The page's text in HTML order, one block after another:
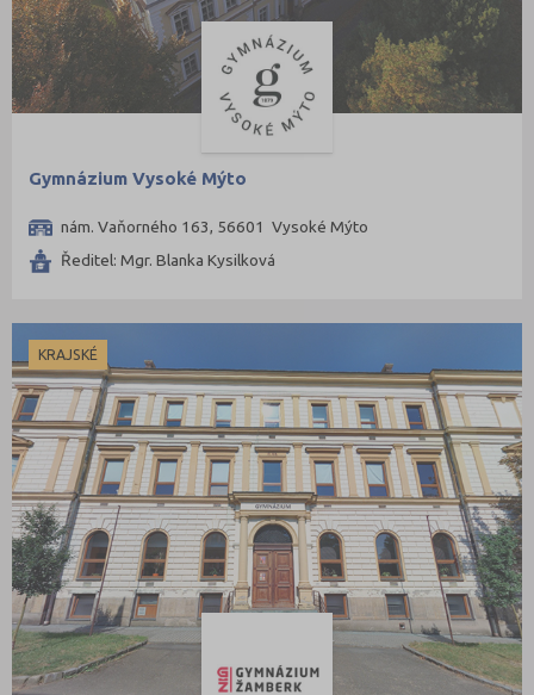
Gymnázium Vysoké Mýto
nám. Vaňorného 163, 56601 Vysoké Mýto
Ředitel: Mgr. Blanka Kysilková
KRAJSKÉ